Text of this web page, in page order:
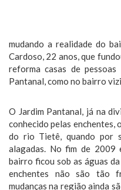
mudando a realidade do
Cardoso, 22 anos, que
reforma casas de
Pantanal, como no bairro
O Jardim Pantanal, já na
conhecido pelas enchentes,
do rio Tietê, quando por
alagadas. No fim de
bairro ficou sob as águas
enchentes não são tão
mudanças na região ainda